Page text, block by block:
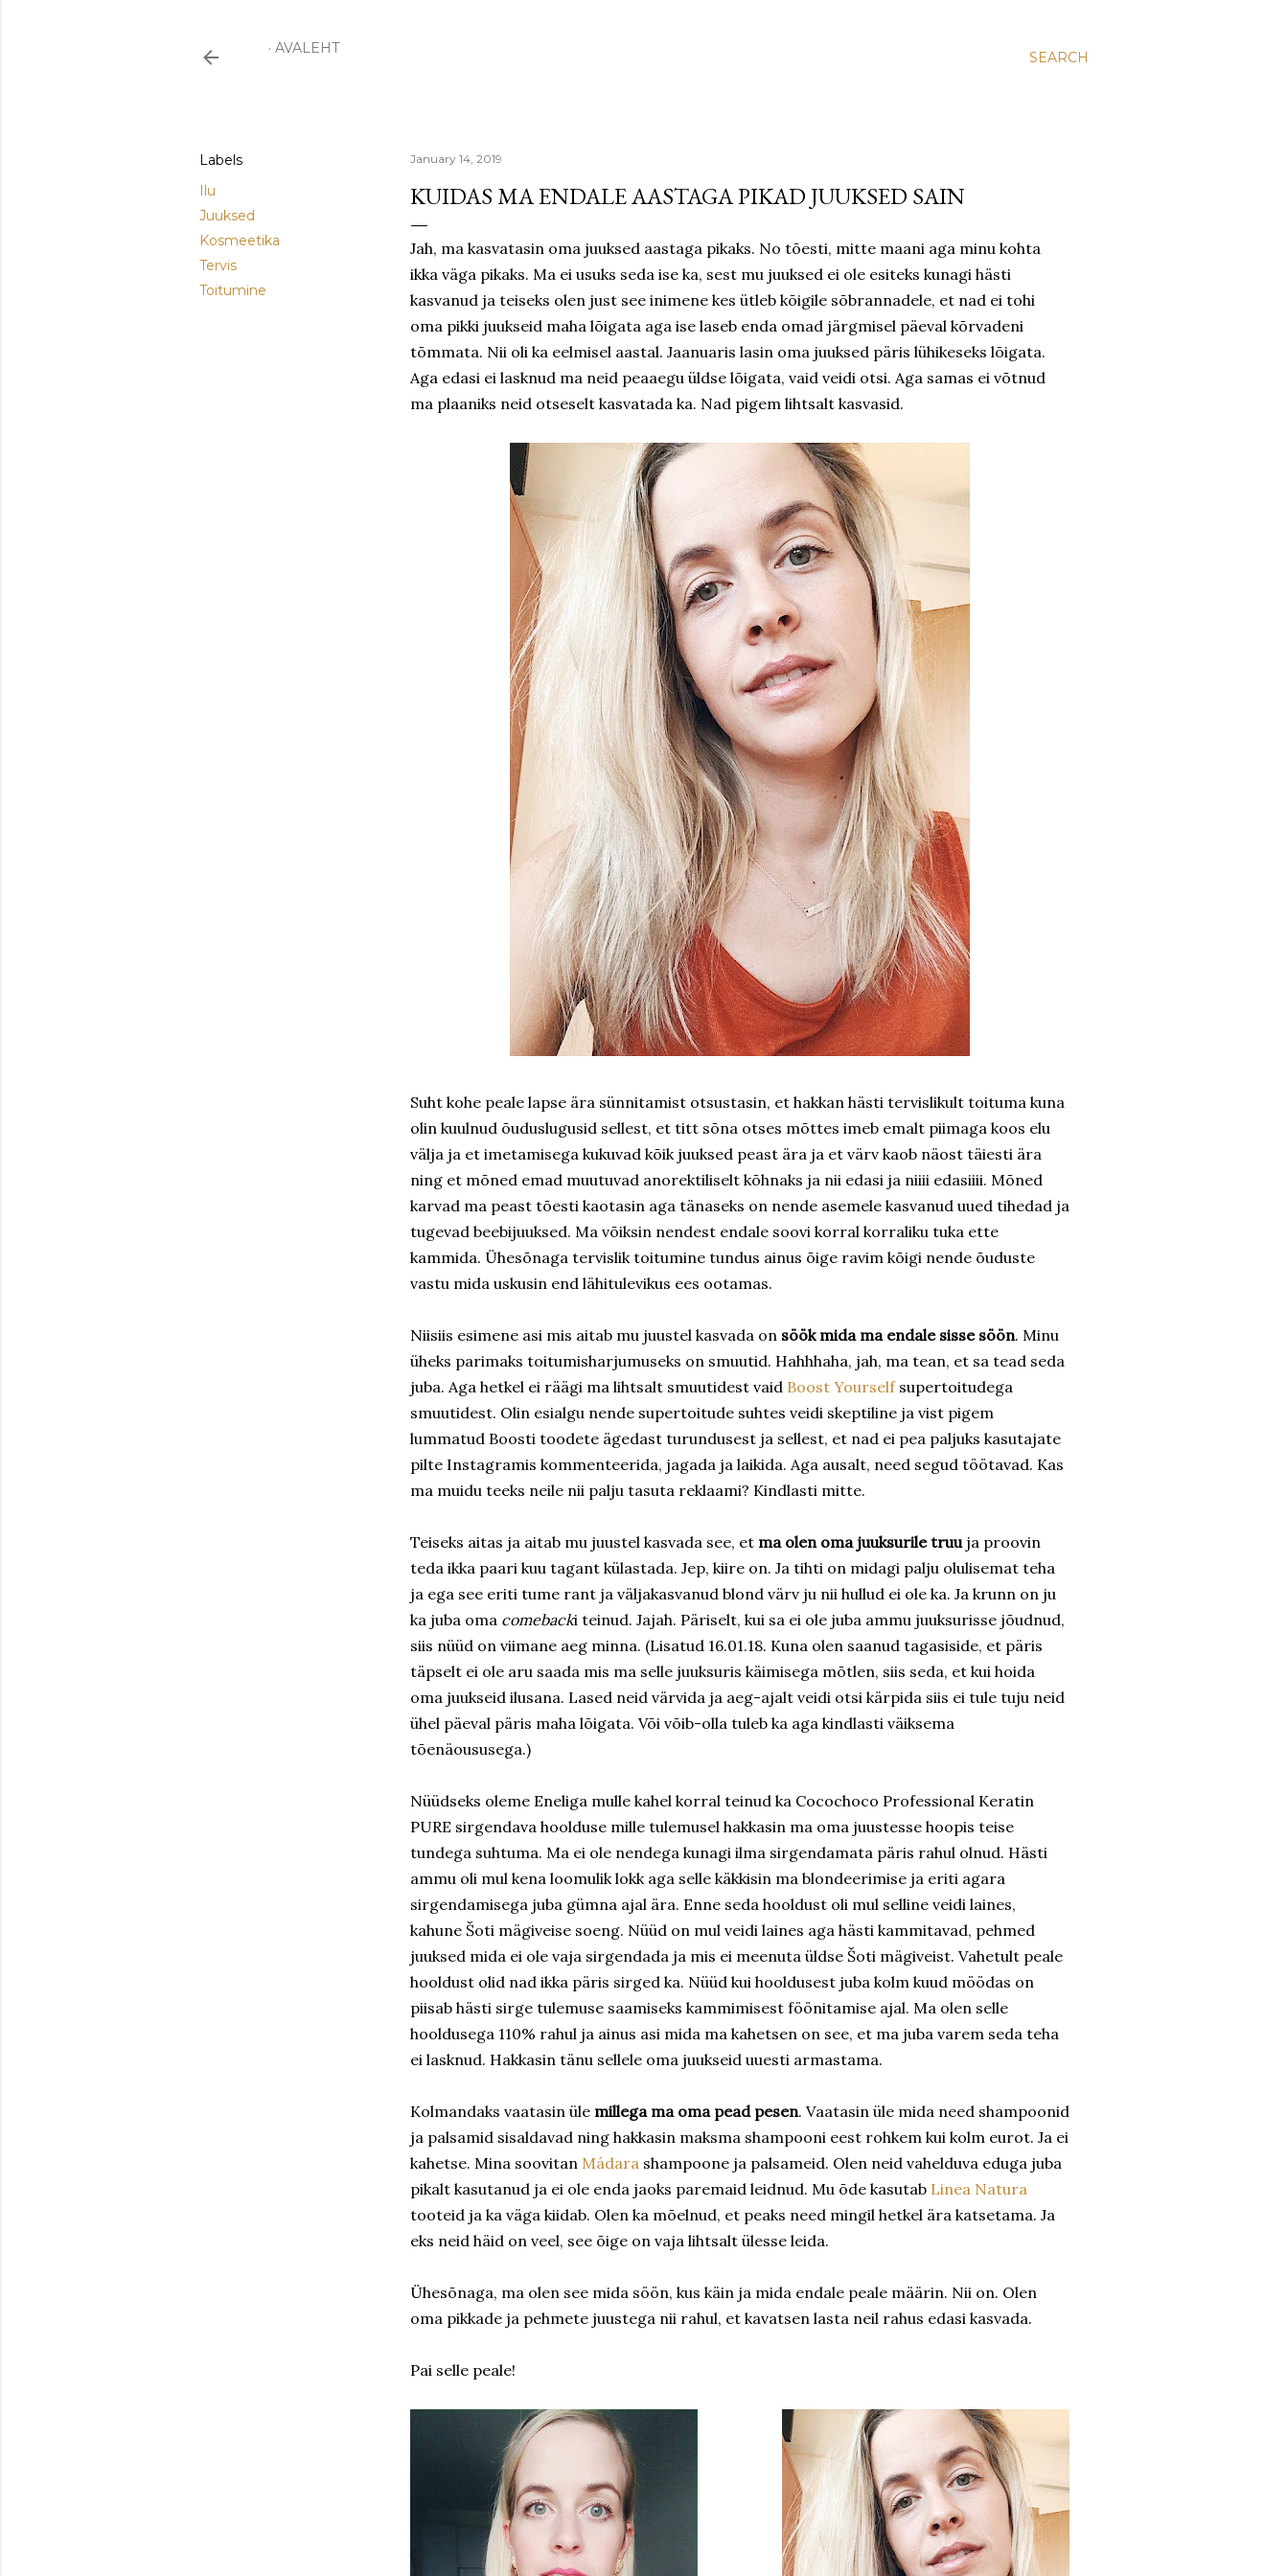
SEARCH
AVALEHT
Labels
Ilu
Juuksed
Kosmeetika
Tervis
Toitumine
January 14, 2019
KUIDAS MA ENDALE AASTAGA PIKAD JUUKSED SAIN
Jah, ma kasvatasin oma juuksed aastaga pikaks. No tõesti, mitte maani aga minu kohta
ikka väga pikaks. Ma ei usuks seda ise ka, sest mu juuksed ei ole esiteks kunagi hästi
kasvanud ja teiseks olen just see inimene kes ütleb kõigile sõbrannadele, et nad ei tohi
oma pikki juukseid maha lõigata aga ise laseb enda omad järgmisel päeval kõrvadeni
tõmmata. Nii oli ka eelmisel aastal. Jaanuaris lasin oma juuksed päris lühikeseks lõigata.
Aga edasi ei lasknud ma neid peaaegu üldse lõigata, vaid veidi otsi. Aga samas ei võtnud
ma plaaniks neid otseselt kasvatada ka. Nad pigem lihtsalt kasvasid.
Suht kohe peale lapse ära sünnitamist otsustasin, et hakkan hästi tervislikult toituma kuna
olin kuulnud õuduslugusid sellest, et titt sõna otses mõttes imeb emalt piimaga koos elu
välja ja et imetamisega kukuvad kõik juuksed peast ära ja et värv kaob näost täiesti ära
ning et mõned emad muutuvad anorektiliselt kõhnaks ja nii edasi ja niiii edasiiii. Mõned
karvad ma peast tõesti kaotasin aga tänaseks on nende asemele kasvanud uued tihedad ja
tugevad beebijuuksed. Ma võiksin nendest endale soovi korral korraliku tuka ette
kammida. Ühesõnaga tervislik toitumine tundus ainus õige ravim kõigi nende õuduste
vastu mida uskusin end lähitulevikus ees ootamas.
Niisiis esimene asi mis aitab mu juustel kasvada on söök mida ma endale sisse söön. Minu
üheks parimaks toitumisharjumuseks on smuutid. Hahhhaha, jah, ma tean, et sa tead seda
juba. Aga hetkel ei räägi ma lihtsalt smuutidest vaid Boost Yourselfsupertoitudega
smuutidest. Olin esialgu nende supertoitude suhtes veidi skeptiline ja vist pigem
lummatud Boosti toodete ägedast turundusest ja sellest, et nad ei pea paljuks kasutajate
pilte Instagramis kommenteerida, jagada ja laikida. Aga ausalt, need segud töötavad. Kas
ma muidu teeks neile nii palju tasuta reklaami? Kindlasti mitte.
Teiseks aitas ja aitab mu juustel kasvada see, et ma olen oma juuksurile truuja proovin
teda ikka paari kuu tagant külastada. Jep, kiire on. Ja tihti on midagi palju olulisemat teha
ja ega see eriti tume rant ja väljakasvanud blond värv ju nii hullud ei ole ka. Ja krunn on ju
ka juba oma comebacki teinud. Jajah. Päriselt, kui sa ei ole juba ammu juuksurisse jõudnud,
siis nüüd on viimane aeg minna. (Lisatud 16.01.18. Kuna olen saanud tagasiside, et päris
täpselt ei ole aru saada mis ma selle juuksuris käimisega mõtlen, siis seda, et kui hoida
oma juukseid ilusana. Lased neid värvida ja aeg-ajalt veidi otsi kärpida siis ei tule tuju neid
ühel päeval päris maha lõigata. Või võib-olla tuleb ka aga kindlasti väiksema
tõenäoususega.)
Nüüdseks oleme Eneliga mulle kahel korral teinud ka Cocochoco Professional Keratin
PURE sirgendava hoolduse mille tulemusel hakkasin ma oma juustesse hoopis teise
tundega suhtuma. Ma ei ole nendega kunagi ilma sirgendamata päris rahul olnud. Hästi
ammu oli mul kena loomulik lokk aga selle käkkisin ma blondeerimise ja eriti agara
sirgendamisega juba gümna ajal ära. Enne seda hooldust oli mul selline veidi laines,
kahune Šoti mägiveise soeng. Nüüd on mul veidi laines aga hästi kammitavad, pehmed
juuksed mida ei ole vaja sirgendada ja mis ei meenuta üldse Šoti mägiveist. Vahetult peale
hooldust olid nad ikka päris sirged ka. Nüüd kui hooldusest juba kolm kuud möödas on
piisab hästi sirge tulemuse saamiseks kammimisest föönitamise ajal. Ma olen selle
hooldusega 110% rahul ja ainus asi mida ma kahetsen on see, et ma juba varem seda teha
ei lasknud. Hakkasin tänu sellele oma juukseid uuesti armastama.
Kolmandaks vaatasin üle millega ma oma pead pesen. Vaatasin üle mida need shampoonid
ja palsamid sisaldavad ning hakkasin maksma shampooni eest rohkem kui kolm eurot. Ja ei
kahetse. Mina soovitan Mádara shampoone ja palsameid. Olen neid vahelduva eduga juba
pikalt kasutanud ja ei ole enda jaoks paremaid leidnud. Mu õde kasutab Linea Natura
tooteid ja ka väga kiidab. Olen ka mõelnud, et peaks need mingil hetkel ära katsetama. Ja
eks neid häid on veel, see õige on vaja lihtsalt ülesse leida.
Ühesõnaga, ma olen see mida söön, kus käin ja mida endale peale määrin. Nii on. Olen
oma pikkade ja pehmete juustega nii rahul, et kavatsen lasta neil rahus edasi kasvada.
Pai selle peale!